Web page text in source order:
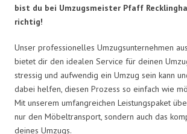
bist du bei Umzugsmeister Pfaff
richtig!
Unser professionelles Umzugsunternehmen
bietet dir den idealen Service für deinen
stressig und aufwendig ein Umzug sein kann
dabei helfen, diesen Prozess so einfach wie
Mit unserem umfangreichen Leistungspaket
nur den Möbeltransport, sondern auch das
deines Umzugs.